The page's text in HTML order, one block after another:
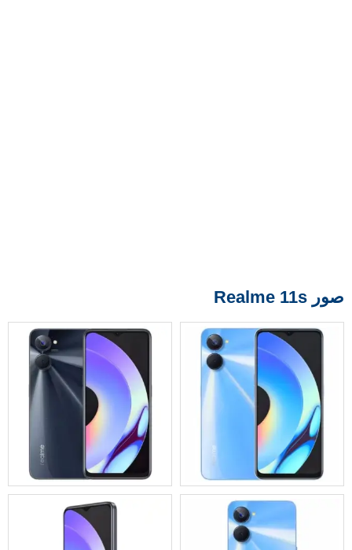
صور Realme 11s